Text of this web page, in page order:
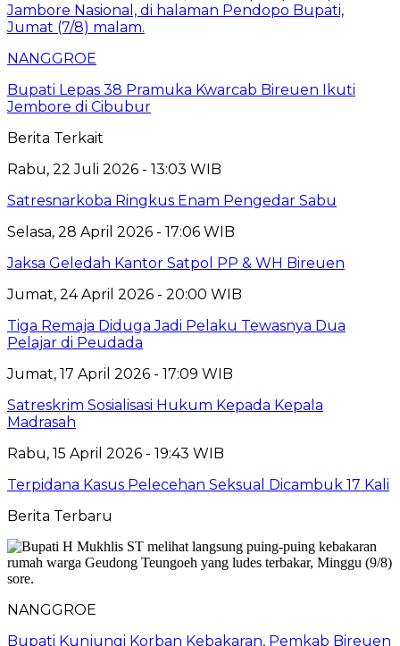
NANGGROE
Bupati Lepas 38 Pramuka Kwarcab Bireuen Ikuti
Jembore di Cibubur
Berita Terkait
Rabu, 22 Juli 2026 - 13:03 WIB
Satresnarkoba Ringkus Enam Pengedar Sabu
Selasa, 28 April 2026 - 17:06 WIB
Jaksa Geledah Kantor Satpol PP & WH Bireuen
Jumat, 24 April 2026 - 20:00 WIB
Tiga Remaja Diduga Jadi Pelaku Tewasnya Dua
Pelajar di Peudada
Jumat, 17 April 2026 - 17:09 WIB
Satreskrim Sosialisasi Hukum Kepada Kepala
Madrasah
Rabu, 15 April 2026 - 19:43 WIB
Terpidana Kasus Pelecehan Seksual Dicambuk 17 Kali
Berita Terbaru
NANGGROE
Bupati Kunjungi Korban Kebakaran, Pemkab Bireuen